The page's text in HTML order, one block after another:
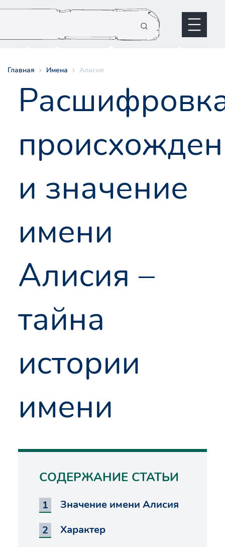
Главная Имена Алисия
и значение
имени
Алисия –
тайна
истории
имени
СОДЕРЖАНИЕ СТАТЬИ
Значение имени Алисия
Характер